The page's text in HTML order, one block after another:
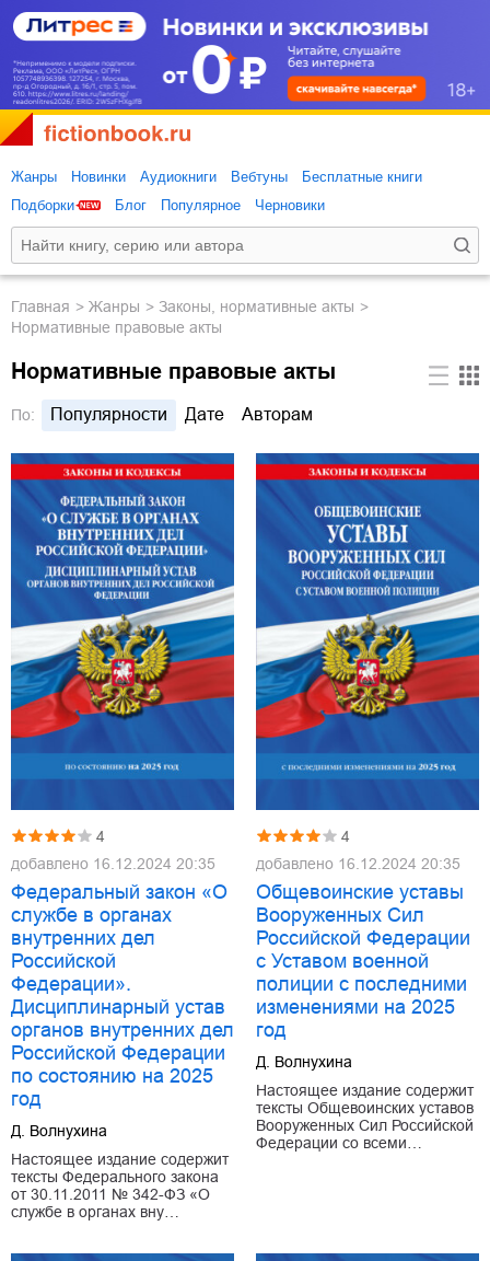
Жанры Новинки Аудиокниги Вебтуны
Бесплатные книги
Подборки
Блог Популярное Черновики
Главная Жанры
законы, нормативные акты
Нормативные правовые акты
Нормативные правовые акты
По: Популярности Дате Авторам
4
добавлено 16.12.2024 20:35
Федеральный закон «О
службе в органах
внутренних дел
Российской
Федерации».
Дисциплинарный устав
органов внутренних дел
Российской Федерации
по состоянию на 2025
год
Д. Волнухина
Настоящее издание содержит
тексты Федерального закона
от 30.11.2011 № 342-ФЗ «О
службе в органах вну…
4
добавлено 16.12.2024 20:35
Общевоинские уставы
Вооруженных Сил
Российской Федерации
с Уставом военной
полиции с последними
изменениями на 2025
год
Д. Волнухина
Настоящее издание содержит
тексты Общевоинских уставов
Вооруженных Сил Российской
Федерации со всеми…